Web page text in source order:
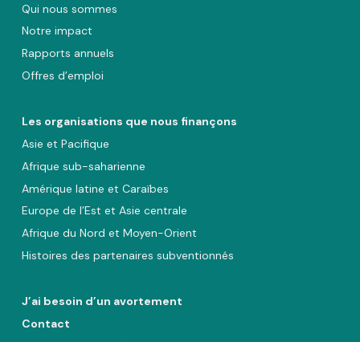
Qui nous sommes
Notre impact
Rapports annuels
Offres d’emploi
Les organisations que nous finançons
Asie et Pacifique
Afrique sub-saharienne
Amérique latine et Caraïbes
Europe de l’Est et Asie centrale
Afrique du Nord et Moyen-Orient
Histoires des partenaires subventionnés
J’ai besoin d’un avortement
Contact